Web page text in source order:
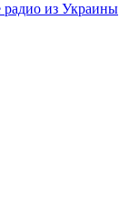
радио из Украины